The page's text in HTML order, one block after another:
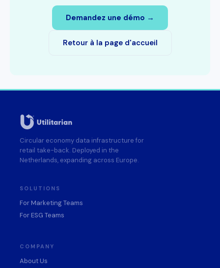
Demandez une démo →
Retour à la page d'accueil
Circular economy data infrastructure for
retail take-back. Deployed in the
Netherlands, expanding across Europe.
SOLUTIONS
For Marketing Teams
For ESG Teams
COMPANY
About Us